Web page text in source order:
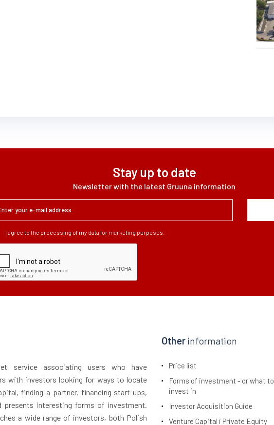
Stay up to date
Newsletter with the latest Gruuna information
I agree to the processing of my data for marketing purposes.
service associating users who have
with investors looking for ways to locate
finding a partner, financing start ups,
presents interesting forms of investment.
a wide range of investors, both Polish
Other information
Price list
Forms of investment - or what to
invest in
Investor Acquisition Guide
Venture Capital i Private Equity